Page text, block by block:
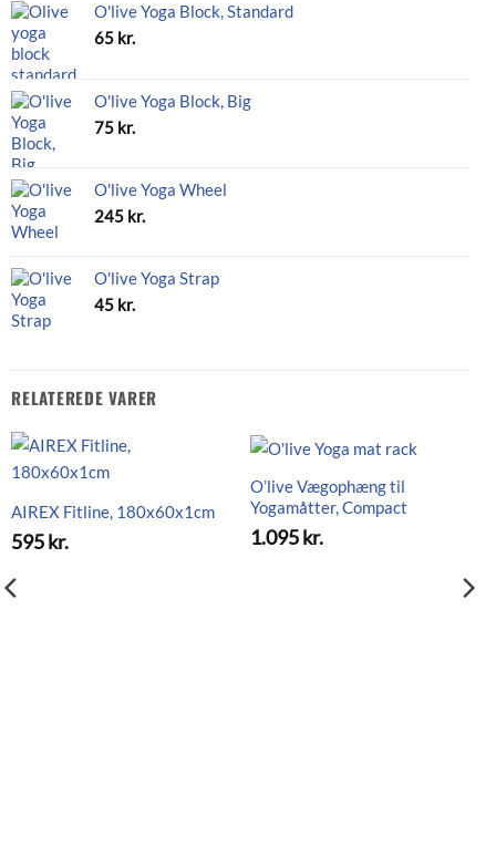
O'live Yoga Block, Standard
65 kr.
O'live Yoga Block, Big
75 kr.
O'live Yoga Wheel
245 kr.
O'live Yoga Strap
45 kr.
RELATEREDE VARER
AIREX Fitline, 180x60x1cm
595kr.
O’live Vægophæng til
Yogamåtter, Compact
1.095kr.